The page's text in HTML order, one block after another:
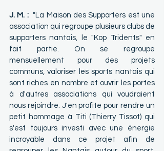
J. M. : "La Maison des Supporters est une
association qui regroupe plusieurs clubs de
supporters nantais, le "Kop Tridents" en
fait partie. On se regroupe
mensuellement pour des projets
communs, valoriser les sports nantais qui
sont riches en nombre et ouvrir les portes
à d'autres associations qui voudraient
nous rejoindre. J'en profite pour rendre un
petit hommage à Titi (Thierry Tissot) qui
s'est toujours investi avec une énergie
incroyable dans ce projet afin de